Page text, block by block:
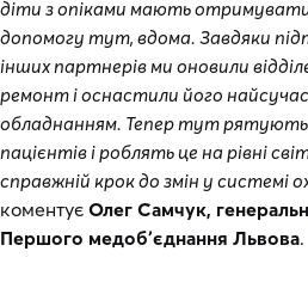
діти з опіками мають
допомогу тут, вдома. Завдяки
інших партнерів ми оновили
ремонт і оснастили його
обладнанням. Тепер тут рятують
пацієнтів і роблять це на рівні
справжній крок до змін у системі
коментує Олег Самчук,
Першого медобʼєднання Львова.